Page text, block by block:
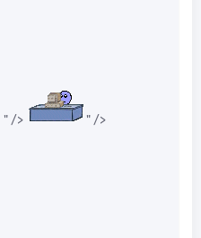
" />
" />